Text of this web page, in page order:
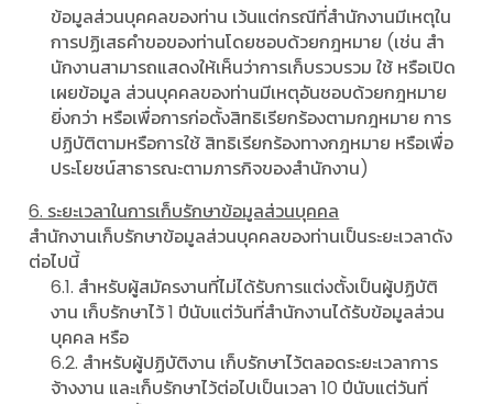
ข้อมูลส่วนบุคคลของท่าน เว้นแต่กรณีที่สํานักงานมีเหตุใน
การปฏิเสธคําขอของท่านโดยชอบด้วยกฎหมาย (เช่น สํา
นักงานสามารถแสดงให้เห็นว่าการเก็บรวบรวม ใช้ หรือเปิด
เผยข้อมูล ส่วนบุคคลของท่านมีเหตุอันชอบด้วยกฎหมาย
ยิ่งกว่า หรือเพื่อการก่อตั้งสิทธิเรียกร้องตามกฎหมาย การ
ปฏิบัติตามหรือการใช้ สิทธิเรียกร้องทางกฎหมาย หรือเพื่อ
ประโยชน์สาธารณะตามภารกิจของสํานักงาน)
6. ระยะเวลาในการเก็บรักษาข้อมูลส่วนบุคคล
สํานักงานเก็บรักษาข้อมูลส่วนบุคคลของท่านเป็นระยะเวลาดัง
ต่อไปนี้
6.1. สําหรับผู้สมัครงานที่ไม่ได้รับการแต่งตั้งเป็นผู้ปฏิบัติ
งาน เก็บรักษาไว้ 1 ปีนับแต่วันที่สํานักงานได้รับข้อมูลส่วน
บุคคล หรือ
6.2. สําหรับผู้ปฏิบัติงาน เก็บรักษาไว้ตลอดระยะเวลาการ
จ้างงาน และเก็บรักษาไว้ต่อไปเป็นเวลา 10 ปีนับแต่วันที่